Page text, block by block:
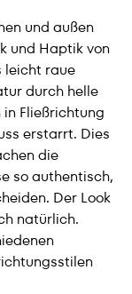
und außen
und Haptik von
leicht raue
durch helle
Fließrichtung
erstarrt. Dies
die
so authentisch,
Der Look
natürlich.